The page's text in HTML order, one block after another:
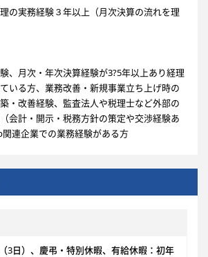
の実務経験３年以上（月次決算の流れを理
、月次・年次決算経験が3?5年以上あり経理
いる方、業務改善・新規事業立ち上げ時の
・改善経験、監査法人や税理士など外部の
会計・開示・税務方針の策定や交渉経験あ
連企業での業務経験がある方
3日）、慶弔・特別休暇、有給休暇：初年